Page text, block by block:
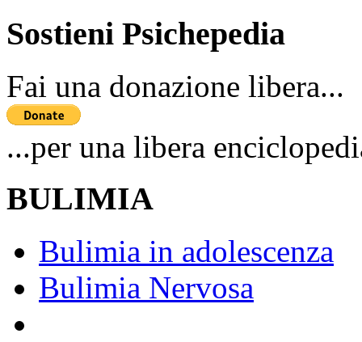
Sostieni Psichepedia
Fai una donazione libera...
...per una libera
BULIMIA
Bulimia in adolescenza
Bulimia Nervosa